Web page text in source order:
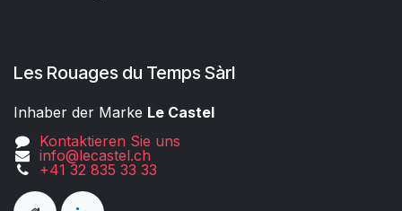
Les Rouages du Temps Sàrl
Inhaber der Marke Le Castel
Kontaktieren Sie uns
info@lecastel.ch
+41 32 835 33 33